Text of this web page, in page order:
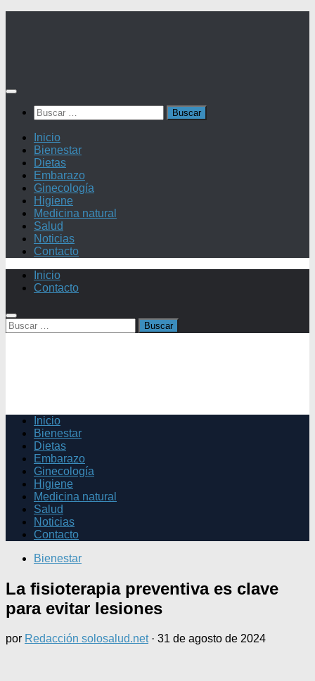
Buscar:
Inicio
Bienestar
Dietas
Embarazo
Ginecología
Higiene
Medicina natural
Salud
Noticias
Contacto
Inicio
Contacto
Buscar:
Inicio
Bienestar
Dietas
Embarazo
Ginecología
Higiene
Medicina natural
Salud
Noticias
Contacto
Bienestar
La fisioterapia preventiva es clave
para evitar lesiones
por Redacción solosalud.net · 31 de agosto de 2024